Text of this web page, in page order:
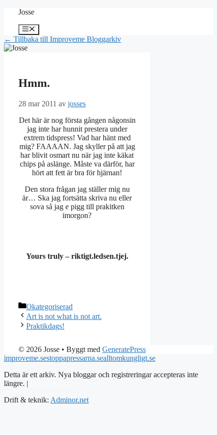
Hoppa
innehåll
Josse
Meny
← Tillbaka till Improveme Bloggarkiv
Hmm.
28 mar 2011 av josses
Det här är nog första gången någonsin
jag inte har hunnit prestera under
extrem tidspress! Vad har hänt med
mig? FAAAAN. Jag skyller på att jag
har blivit osmart nu när jag inte käkat
chips på aslänge. Måste va därför, har
hört att fett är bra för hjärnan!
Den stora frågan jag ställer mig nu
är… Ska jag fortsätta skriva nu eller
sova så jag e pigg till prakitken
imorgon?
Yours truly – riktigt.ledsen.tjej.
Kategorier
Okategoriserad
Art is not what is not art.
Praktikdags!
© 2026 Josse • Byggt med GeneratePress
improveme.sestoppapressarna.sealltomkungligt.se
Detta är ett arkiv. Nya bloggar och registreringar accepteras inte
längre. |
Drift & teknik: Adminor.net